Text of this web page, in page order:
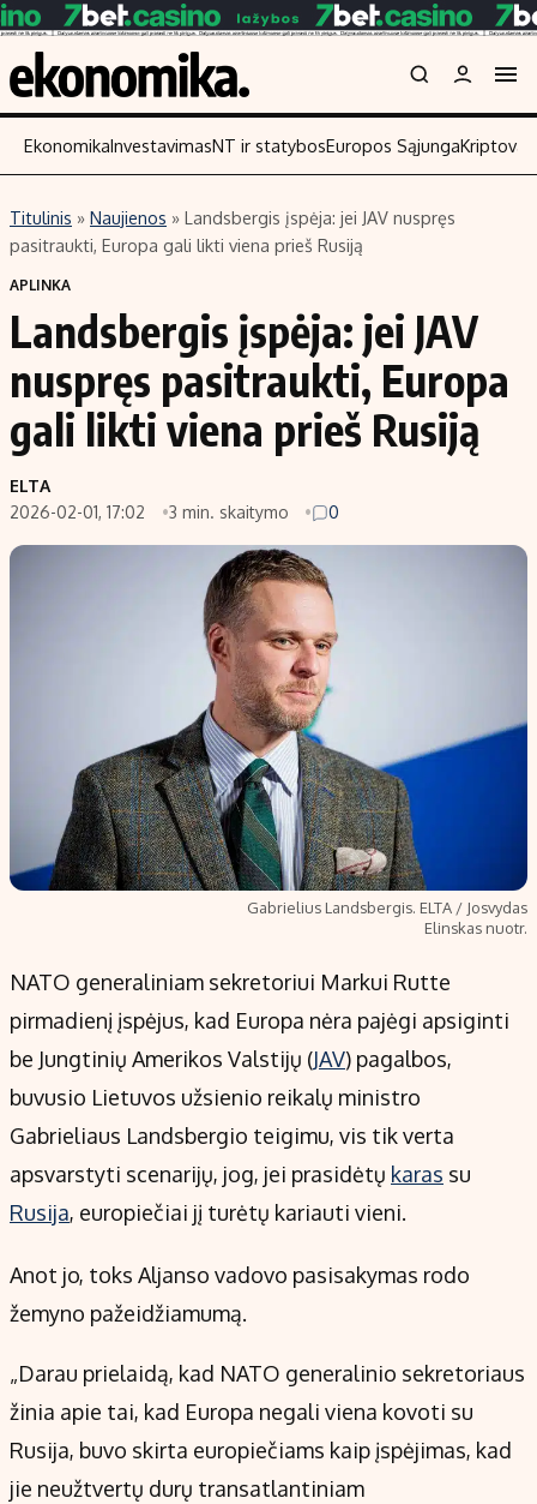
Turinys
Naujienos
Aplinka
Energetika
Ekonomika
NT ir statybos
Skaitykite
Įmonės
Žemės ūkis
Technologijos
Laisvalaikis
Infliacija
Migracija
Titulinis
Nedarbo išmokos skaičiuoklė
Indėliai
Indėlių skaičiuoklė
Būsto finansai
Įdomios naujienos
Redakcija
Redakcijos politika
Privatumo politika
Turinio žymėjimo taisyklės
Kontaktai
Regionų naujienos
EkonomikaInvestavimasNT ir statybosEuropos Sąjunga
Titulinis » Naujienos » Landsbergis įspėja: jei JAV nuspręs
pasitraukti, Europa gali likti viena prieš Rusiją
APLINKA
Landsbergis įspėja: jei JAV
nuspręs pasitraukti, Europa
gali likti viena prieš Rusiją
ELTA
2026-02-01, 17:02
3 min. skaitymo 0
Gabrielius Landsbergis. ELTA / Josvydas
Elinskas nuotr.
NATO generaliniam sekretoriui Markui Rutte
pirmadienį įspėjus, kad Europa nėra pajėgi apsiginti
be Jungtinių Amerikos Valstijų (JAV) pagalbos,
buvusio Lietuvos užsienio reikalų ministro
Gabrieliaus Landsbergio teigimu, vis tik verta
apsvarstyti scenarijų, jog, jei prasidėtų karas su
Rusija, europiečiai jį turėtų kariauti vieni.
Anot jo, toks Aljanso vadovo pasisakymas rodo
žemyno pažeidžiamumą.
„Darau prielaidą, kad NATO generalinio sekretoriaus
žinia apie tai, kad Europa negali viena kovoti su
Rusija, buvo skirta europiečiams kaip įspėjimas, kad
jie neužtvertų durų transatlantiniam